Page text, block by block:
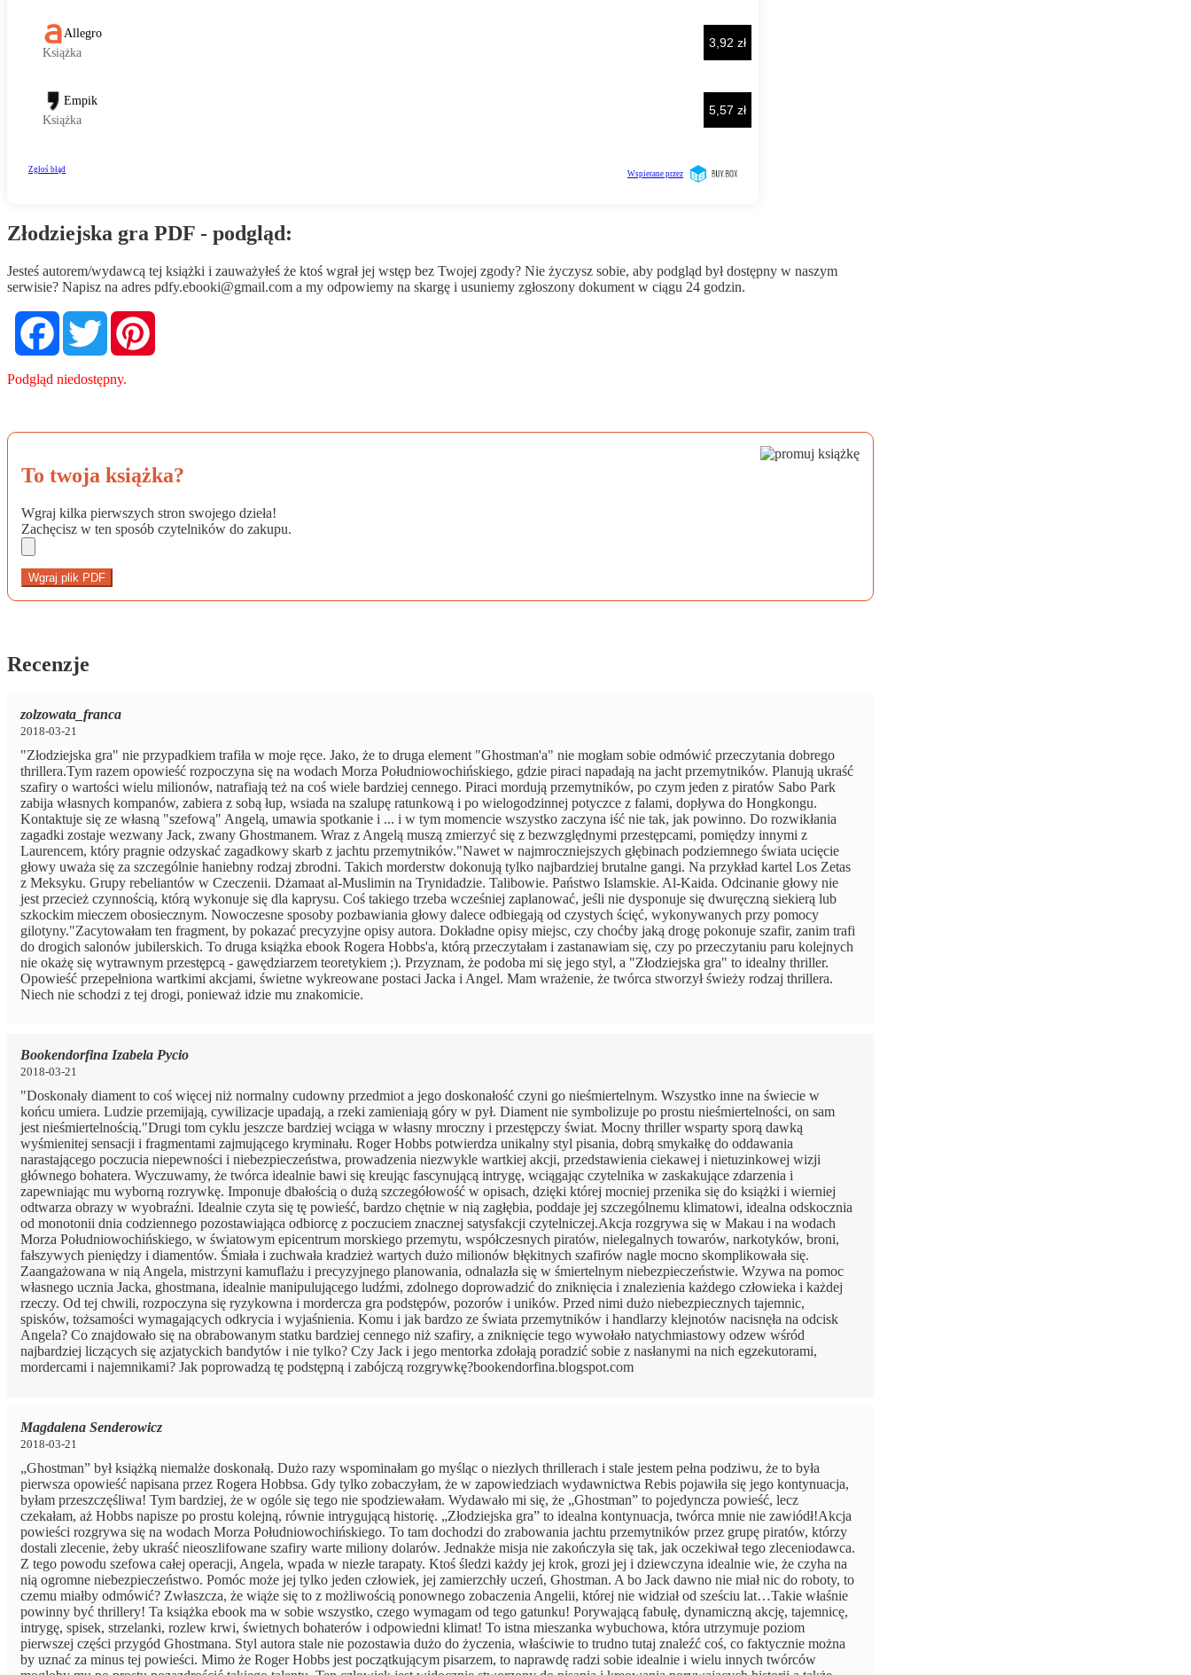
Złodziejska gra PDF - podgląd:
Jesteś autorem/wydawcą tej książki i zauważyłeś że ktoś wgrał jej wstęp bez Twojej zgody? Nie życzysz sobie, aby podgląd był dostępny w naszym
serwisie? Napisz na adres pdfy.ebooki@gmail.com a my odpowiemy na skargę i usuniemy zgłoszony dokument w ciągu 24 godzin.
FacebookTwitter
Podgląd niedostępny.
To twoja książka?
Wgraj kilka pierwszych stron swojego dzieła!
Zachęcisz w ten sposób czytelników do zakupu.
Wgraj plik PDF
Recenzje
zolzowata_franca
2018-03-21
"Złodziejska gra" nie przypadkiem trafiła w moje ręce. Jako, że to druga element "Ghostman'a" nie mogłam sobie odmówić przeczytania dobrego
thrillera.Tym razem opowieść rozpoczyna się na wodach Morza Południowochińskiego, gdzie piraci napadają na jacht przemytników. Planują ukraść
szafiry o wartości wielu milionów, natrafiają też na coś wiele bardziej cennego. Piraci mordują przemytników, po czym jeden z piratów Sabo Park
zabija własnych kompanów, zabiera z sobą łup, wsiada na szalupę ratunkową i po wielogodzinnej potyczce z falami, dopływa do Hongkongu.
Kontaktuje się ze własną "szefową" Angelą, umawia spotkanie i ... i w tym momencie wszystko zaczyna iść nie tak, jak powinno. Do rozwikłania
zagadki zostaje wezwany Jack, zwany Ghostmanem. Wraz z Angelą muszą zmierzyć się z bezwzględnymi przestępcami, pomiędzy innymi z
Laurencem, który pragnie odzyskać zagadkowy skarb z jachtu przemytników."Nawet w najmroczniejszych głębinach podziemnego świata ucięcie
głowy uważa się za szczególnie haniebny rodzaj zbrodni. Takich morderstw dokonują tylko najbardziej brutalne gangi. Na przykład kartel Los Zetas
z Meksyku. Grupy rebeliantów w Czeczenii. Dżamaat al-Muslimin na Trynidadzie. Talibowie. Państwo Islamskie. Al-Kaida. Odcinanie głowy nie
jest przecież czynnością, którą wykonuje się dla kaprysu. Coś takiego trzeba wcześniej zaplanować, jeśli nie dysponuje się dwuręczną siekierą lub
szkockim mieczem obosiecznym. Nowoczesne sposoby pozbawiania głowy dalece odbiegają od czystych ścięć, wykonywanych przy pomocy
gilotyny."Zacytowałam ten fragment, by pokazać precyzyjne opisy autora. Dokładne opisy miejsc, czy choćby jaką drogę pokonuje szafir, zanim trafi
do drogich salonów jubilerskich. To druga książka ebook Rogera Hobbs'a, którą przeczytałam i zastanawiam się, czy po przeczytaniu paru kolejnych
nie okażę się wytrawnym przestępcą - gawędziarzem teoretykiem ;). Przyznam, że podoba mi się jego styl, a "Złodziejska gra" to idealny thriller.
Opowieść przepełniona wartkimi akcjami, świetne wykreowane postaci Jacka i Angel. Mam wrażenie, że twórca stworzył świeży rodzaj thrillera.
Niech nie schodzi z tej drogi, ponieważ idzie mu znakomicie.
Bookendorfina Izabela Pycio
2018-03-21
"Doskonały diament to coś więcej niż normalny cudowny przedmiot a jego doskonałość czyni go nieśmiertelnym. Wszystko inne na świecie w
końcu umiera. Ludzie przemijają, cywilizacje upadają, a rzeki zamieniają góry w pył. Diament nie symbolizuje po prostu nieśmiertelności, on sam
jest nieśmiertelnością."Drugi tom cyklu jeszcze bardziej wciąga w własny mroczny i przestępczy świat. Mocny thriller wsparty sporą dawką
wyśmienitej sensacji i fragmentami zajmującego kryminału. Roger Hobbs potwierdza unikalny styl pisania, dobrą smykałkę do oddawania
narastającego poczucia niepewności i niebezpieczeństwa, prowadzenia niezwykle wartkiej akcji, przedstawienia ciekawej i nietuzinkowej wizji
głównego bohatera. Wyczuwamy, że twórca idealnie bawi się kreując fascynującą intrygę, wciągając czytelnika w zaskakujące zdarzenia i
zapewniając mu wyborną rozrywkę. Imponuje dbałością o dużą szczegółowość w opisach, dzięki której mocniej przenika się do książki i wierniej
odtwarza obrazy w wyobraźni. Idealnie czyta się tę powieść, bardzo chętnie w nią zagłębia, poddaje jej szczególnemu klimatowi, idealna odskocznia
od monotonii dnia codziennego pozostawiająca odbiorcę z poczuciem znacznej satysfakcji czytelniczej.Akcja rozgrywa się w Makau i na wodach
Morza Południowochińskiego, w światowym epicentrum morskiego przemytu, współczesnych piratów, nielegalnych towarów, narkotyków, broni,
fałszywych pieniędzy i diamentów. Śmiała i zuchwała kradzież wartych dużo milionów błękitnych szafirów nagle mocno skomplikowała się.
Zaangażowana w nią Angela, mistrzyni kamuflażu i precyzyjnego planowania, odnalazła się w śmiertelnym niebezpieczeństwie. Wzywa na pomoc
własnego ucznia Jacka, ghostmana, idealnie manipulującego ludźmi, zdolnego doprowadzić do zniknięcia i znalezienia każdego człowieka i każdej
rzeczy. Od tej chwili, rozpoczyna się ryzykowna i mordercza gra podstępów, pozorów i uników. Przed nimi dużo niebezpiecznych tajemnic,
spisków, tożsamości wymagających odkrycia i wyjaśnienia. Komu i jak bardzo ze świata przemytników i handlarzy klejnotów nacisnęła na odcisk
Angela? Co znajdowało się na obrabowanym statku bardziej cennego niż szafiry, a zniknięcie tego wywołało natychmiastowy odzew wśród
najbardziej liczących się azjatyckich bandytów i nie tylko? Czy Jack i jego mentorka zdołają poradzić sobie z nasłanymi na nich egzekutorami,
mordercami i najemnikami? Jak poprowadzą tę podstępną i zabójczą rozgrywkę?bookendorfina.blogspot.com
Magdalena Senderowicz
2018-03-21
„Ghostman” był książką niemalże doskonałą. Dużo razy wspominałam go myśląc o niezłych thrillerach i stale jestem pełna podziwu, że to była
pierwsza opowieść napisana przez Rogera Hobbsa. Gdy tylko zobaczyłam, że w zapowiedziach wydawnictwa Rebis pojawiła się jego kontynuacja,
byłam przeszczęśliwa! Tym bardziej, że w ogóle się tego nie spodziewałam. Wydawało mi się, że „Ghostman” to pojedyncza powieść, lecz
czekałam, aż Hobbs napisze po prostu kolejną, równie intrygującą historię. „Złodziejska gra” to idealna kontynuacja, twórca mnie nie zawiódł!Akcja
powieści rozgrywa się na wodach Morza Południowochińskiego. To tam dochodzi do zrabowania jachtu przemytników przez grupę piratów, którzy
dostali zlecenie, żeby ukraść nieoszlifowane szafiry warte miliony dolarów. Jednakże misja nie zakończyła się tak, jak oczekiwał tego zleceniodawca.
Z tego powodu szefowa całej operacji, Angela, wpada w niezłe tarapaty. Ktoś śledzi każdy jej krok, grozi jej i dziewczyna idealnie wie, że czyha na
nią ogromne niebezpieczeństwo. Pomóc może jej tylko jeden człowiek, jej zamierzchły uczeń, Ghostman. A bo Jack dawno nie miał nic do roboty, to
czemu miałby odmówić? Zwłaszcza, że wiąże się to z możliwością ponownego zobaczenia Angelii, której nie widział od sześciu lat…Takie właśnie
powinny być thrillery! Ta książka ebook ma w sobie wszystko, czego wymagam od tego gatunku! Porywającą fabułę, dynamiczną akcję, tajemnicę,
intrygę, spisek, strzelanki, rozlew krwi, świetnych bohaterów i odpowiedni klimat! To istna mieszanka wybuchowa, która utrzymuje poziom
pierwszej części przygód Ghostmana. Styl autora stale nie pozostawia dużo do życzenia, właściwie to trudno tutaj znaleźć coś, co faktycznie można
by uznać za minus tej powieści. Mimo że Roger Hobbs jest początkującym pisarzem, to naprawdę radzi sobie idealnie i wielu innych twórców